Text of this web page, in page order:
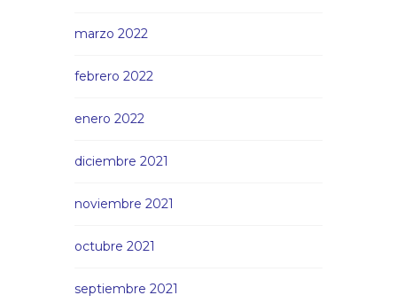
marzo 2022
febrero 2022
enero 2022
diciembre 2021
noviembre 2021
octubre 2021
septiembre 2021